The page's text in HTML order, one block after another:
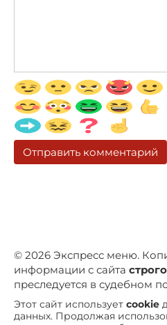
© 2026 Экспресс меню.
информации с сайта
преследуется в судебном
Этот сайт использует cookie
данных. Продолжая